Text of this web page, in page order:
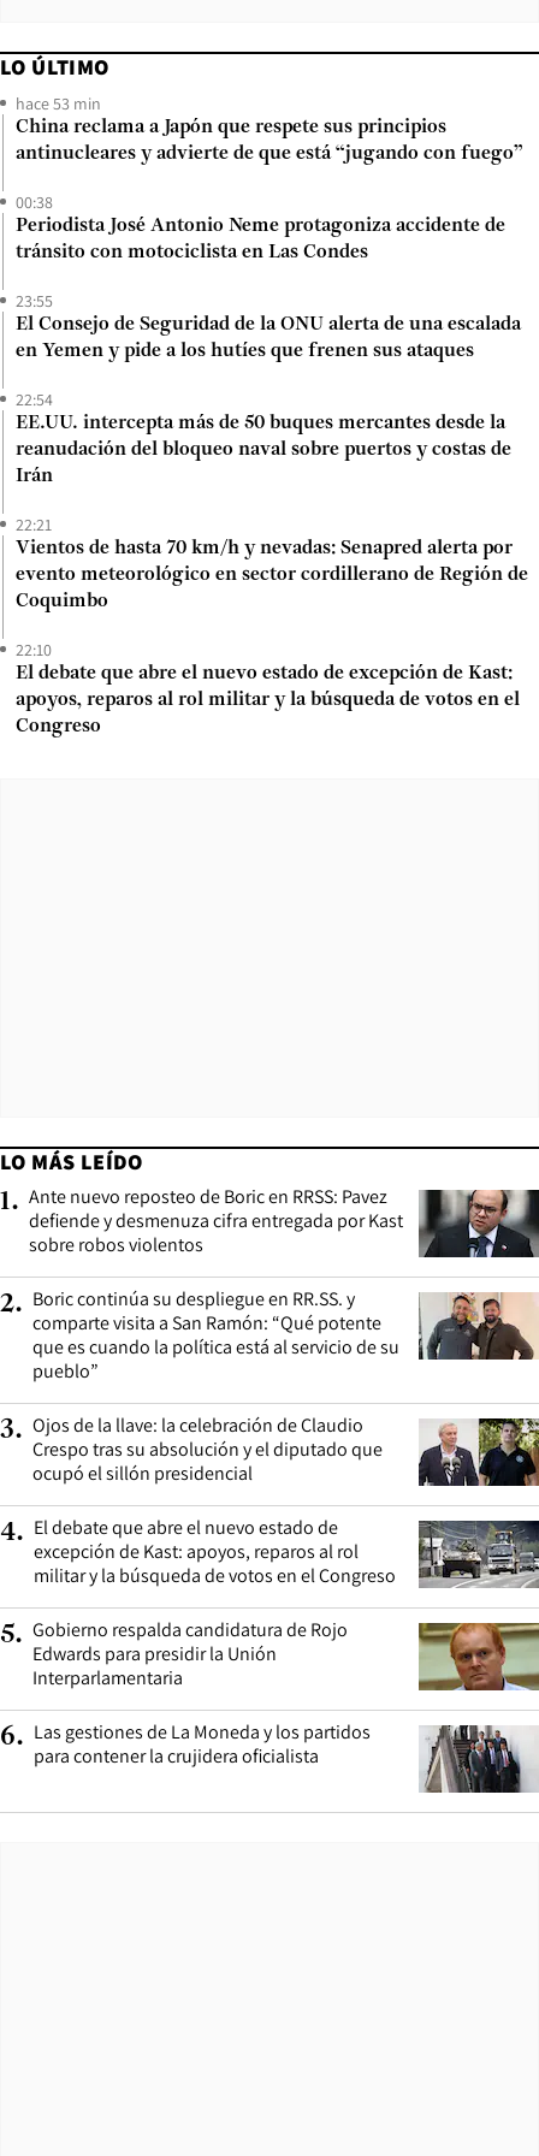
LO ÚLTIMO
hace 53 min
China reclama a Japón que respete sus principios
antinucleares y advierte de que está “jugando con fuego”
00:38
Periodista José Antonio Neme protagoniza accidente de
tránsito con motociclista en Las Condes
23:55
El Consejo de Seguridad de la ONU alerta de una escalada
en Yemen y pide a los hutíes que frenen sus ataques
22:54
EE.UU. intercepta más de 50 buques mercantes desde la
reanudación del bloqueo naval sobre puertos y costas de
Irán
22:21
Vientos de hasta 70 km/h y nevadas: Senapred alerta por
evento meteorológico en sector cordillerano de Región de
Coquimbo
22:10
El debate que abre el nuevo estado de excepción de Kast:
apoyos, reparos al rol militar y la búsqueda de votos en el
Congreso
LO MÁS LEÍDO
1. Ante nuevo reposteo de Boric en RRSS: Pavez
defiende y desmenuza cifra entregada por Kast
sobre robos violentos
2. Boric continúa su despliegue en RR.SS. y
comparte visita a San Ramón: “Qué potente
que es cuando la política está al servicio de su
pueblo”
3. Ojos de la llave: la celebración de Claudio
Crespo tras su absolución y el diputado que
ocupó el sillón presidencial
4. El debate que abre el nuevo estado de
excepción de Kast: apoyos, reparos al rol
militar y la búsqueda de votos en el Congreso
5. Gobierno respalda candidatura de Rojo
Edwards para presidir la Unión
Interparlamentaria
6. Las gestiones de La Moneda y los partidos
para contener la crujidera oficialista